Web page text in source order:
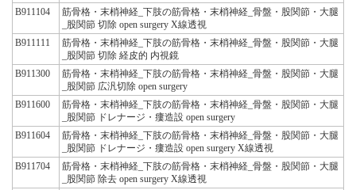
B911104
筋骨格・末梢神経_下肢の筋骨格・末梢神経_骨盤・股関節・大腿
_股関節 切除 open surgery X線透視
B911111
筋骨格・末梢神経_下肢の筋骨格・末梢神経_骨盤・股関節・大腿
_股関節 切除 経皮的 内視鏡
B911300
筋骨格・末梢神経_下肢の筋骨格・末梢神経_骨盤・股関節・大腿
_股関節 広汎切除 open surgery
B911600
筋骨格・末梢神経_下肢の筋骨格・末梢神経_骨盤・股関節・大腿
_股関節 ドレナージ・瘻造設 open surgery
B911604
筋骨格・末梢神経_下肢の筋骨格・末梢神経_骨盤・股関節・大腿
_股関節 ドレナージ・瘻造設 open surgery X線透視
B911704
筋骨格・末梢神経_下肢の筋骨格・末梢神経_骨盤・股関節・大腿
_股関節 除去 open surgery X線透視